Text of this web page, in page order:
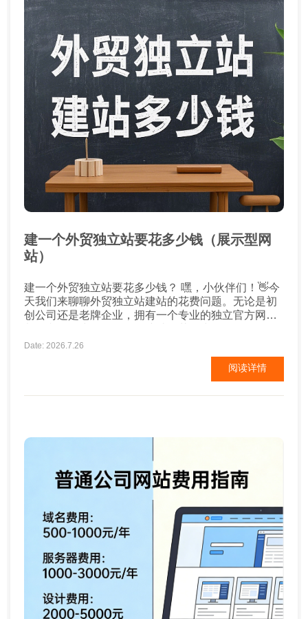
建一个外贸独立站要花多少钱（展示型网
站）
建一个外贸独立站要花多少钱？ 嘿，小伙伴们！👋今
天我们来聊聊外贸独立站建站的花费问题。无论是初
创公司还是老牌企业，拥有一个专业的独立官方网站
心，我来给你详细解析一下！💸 域名注册费用 首
先，你得有个域名，也就是你的网址。常见的域名后
缀有.com、.cn等，每年费用大约在几十元至几百元
Date: 2026.7.26
阅读详情